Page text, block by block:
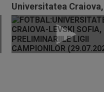
Universitatea Craiova,
după ce a reușit să o...